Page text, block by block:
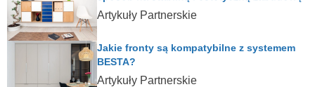
Artykuły Partnerskie
Artykuły Partnerskie
Jakie fronty są kompatybilne z systemem
BESTA?